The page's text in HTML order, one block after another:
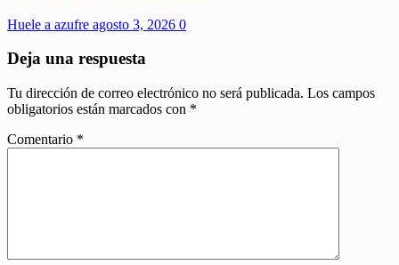
Huele a azufre agosto 3, 2026 0
Deja una respuesta
Tu dirección de correo electrónico no será publicada. Los campos
obligatorios están marcados con *
Comentario *